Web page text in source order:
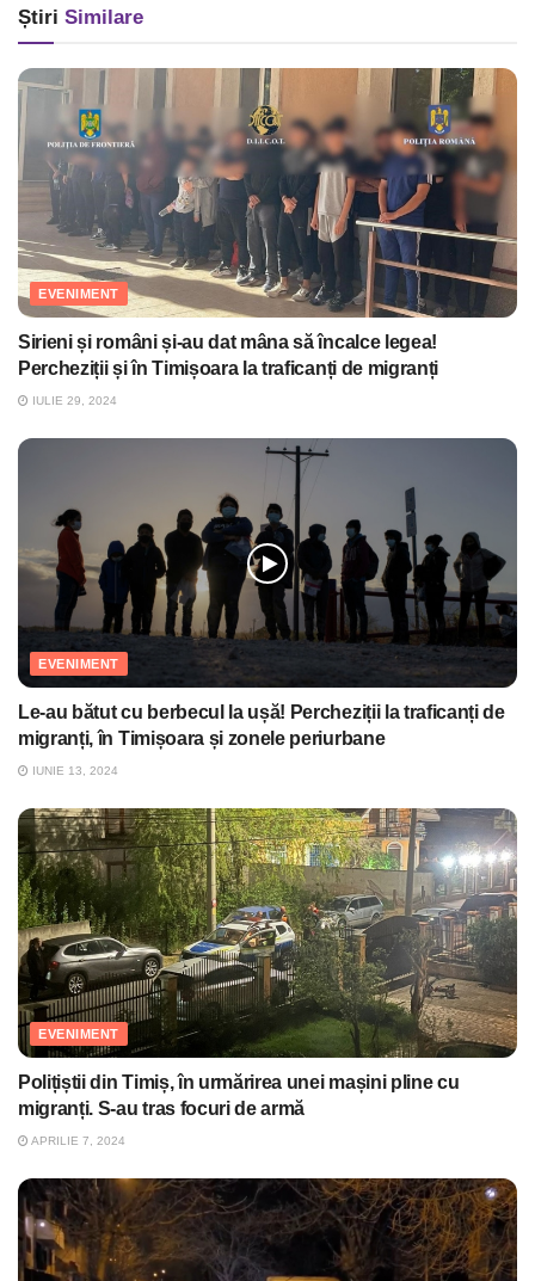
Știri Similare
EVENIMENT
Sirieni și români și-au dat mâna să încalce legea!
Percheziții și în Timișoara la traficanți de migranți
IULIE 29, 2024
EVENIMENT
Le-au bătut cu berbecul la ușă! Percheziții la traficanți de
migranți, în Timișoara și zonele periurbane
IUNIE 13, 2024
EVENIMENT
Polițiștii din Timiș, în urmărirea unei mașini pline cu
migranți. S-au tras focuri de armă
APRILIE 7, 2024